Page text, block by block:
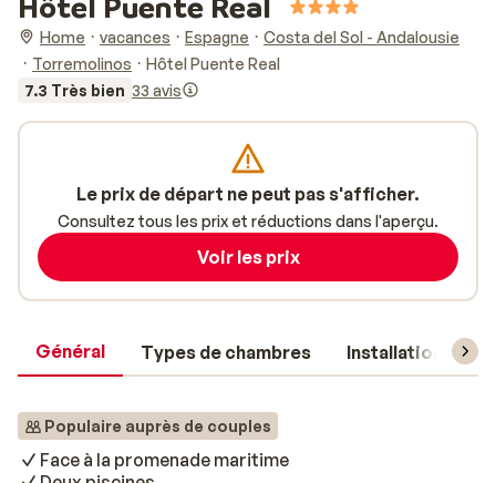
Home vacances Espagne
Costa del Sol - Andalousie
Torremolinos
Hôtel Puente Real
7.3 Très bien 33 avis
Général Types de chambres Installations
Populaire auprès de couples
Face à la promenade maritime
Le prix de départ ne peut pas s'afficher.
Consultez tous les prix et réductions dans l'aperçu.
Voir les prix